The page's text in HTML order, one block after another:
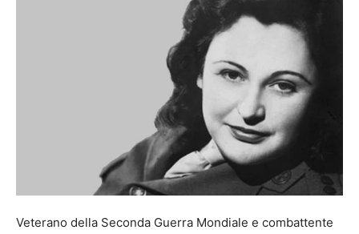
Veterano della Seconda Guerra Mondiale e combattente